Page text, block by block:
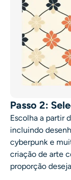
Passo 2:
Escolha a partir
incluindo
cyberpunk e
criação de arte
proporção